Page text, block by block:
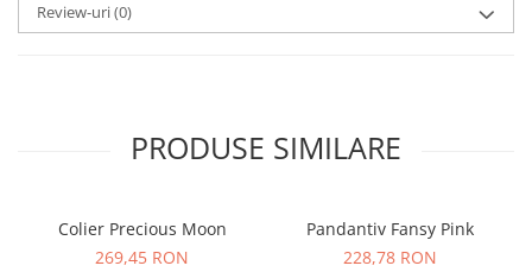
Review-uri(0)
PRODUSE SIMILARE
Colier Precious Moon
269,45 RON
Pandantiv Fansy Pink
228,78 RON